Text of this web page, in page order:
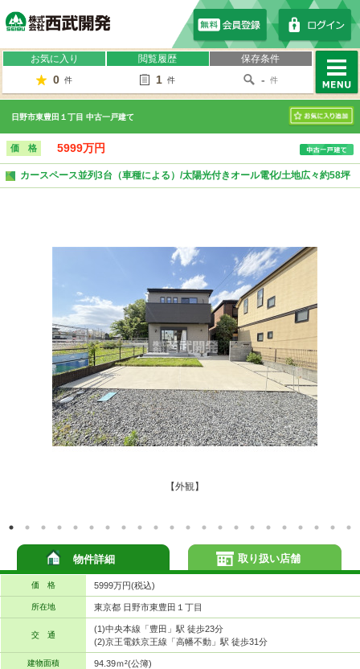
お気に入り
0 件
閲覧履歴
1 件
保存条件
- 件
MENU
日野市東豊田１丁目 中古一戸建て
お気に入り
価 格 5999万円
カースペース並列3台（車種による）/太陽光付きオール電化/土地広々約58坪
【外観】
物件詳細
価 格 5999万円(税込)
所在地 東京都 日野市東豊田１丁目
交 通
(1)中央本線「豊田」駅 徒歩23分
(2)京王電鉄京王線「高幡不動」駅 徒歩31分
建物面積 94.39ｍ²(公簿)
取り扱い店舗